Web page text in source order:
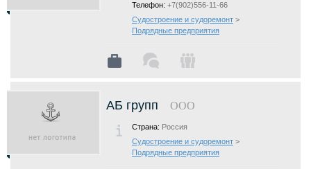
Телефон: +7(902)556-11-66
Судостроение и судоремонт >
Подрядные предприятия
АБ групп ООО
Страна: Россия
Судостроение и судоремонт >
Подрядные предприятия